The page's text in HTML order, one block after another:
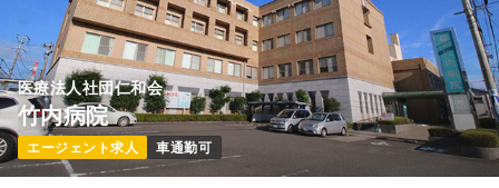
医療法人社団仁和会
竹内病院
エージェント求人 車通勤可